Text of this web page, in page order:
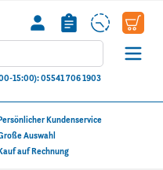
Kundenservice
Auswahl
auf Rechnung
15:00): 05541 706 1903